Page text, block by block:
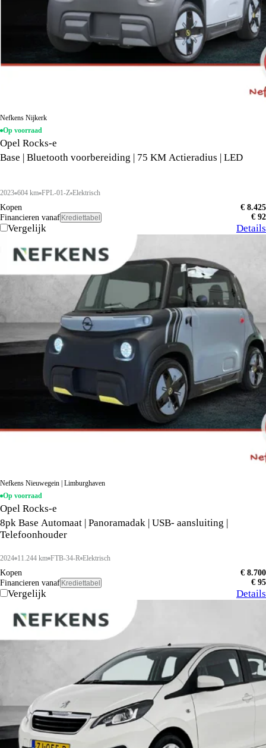
Nefkens Nijkerk
Op voorraad
Opel Rocks-e
Base | Bluetooth voorbereiding | 75 KM Actieradius | LED
2023 604 km FPL-01-Z Elektrisch
Kopen
€ 8.425
Financieren vanaf Krediettabel € 92
Vergelijk Details
Nefkens Nieuwegein | Limburghaven
Op voorraad
Opel Rocks-e
8pk Base Automaat | Panoramadak | USB- aansluiting |
Telefoonhouder
2024 11.244 km FTB-34-R Elektrisch
Kopen
€ 8.700
Financieren vanaf Krediettabel € 95
Vergelijk Details